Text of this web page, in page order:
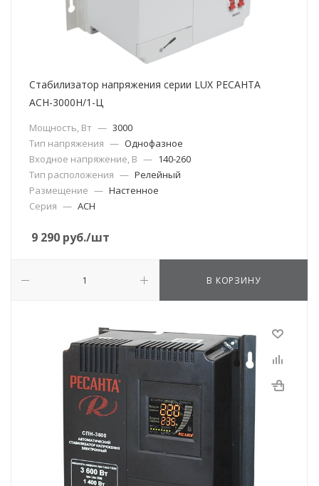
Стабилизатор напряжения серии LUX РЕСАНТА
АСН-3000Н/1-Ц
Мощность, Вт — 3000
Тип напряжения — Однофазное
Входное напряжение, В — 140-260
Тип расположения — Релейный
Размещение — Настенное
Серия — АСН
9 290 руб./шт
В КОРЗИНУ